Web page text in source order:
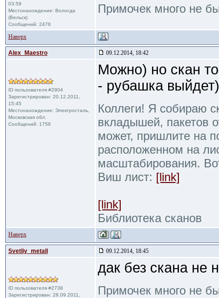
03:59
Местонахождение: Вологда
(Вельск)
Сообщений: 2476
Примочек много не
Наверх
Alex_Maestro 09.12.2014, 18:42
ID пользователя #2904
Зарегистрирован: 20.12.2011,
15:45
Местонахождение: Электросталь,
Московская обл.
Сообщений: 1756
Можно) но скан
- рубашка выйдет)
Коллеги! Я собираю
вкладышей, пакетов
может, пришлите на
расположенном на
масштабирования.
Виш лист: [link]
[link]
Библиотека сканов
Наверх
Svetliy_metall 09.12.2014, 18:45
ID пользователя #2738
Зарегистрирован: 28.09.2011,
дак без скана не
Примочек много не